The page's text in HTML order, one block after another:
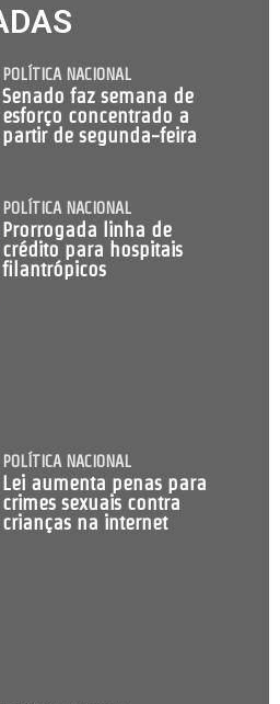
POLÍTICA NACIONAL
Senado faz semana de
esforço concentrado a
partir de segunda-feira
POLÍTICA NACIONAL
Prorrogada linha de
crédito para hospitais
filantrópicos
POLÍTICA NACIONAL
Lei aumenta penas para
crimes sexuais contra
crianças na internet